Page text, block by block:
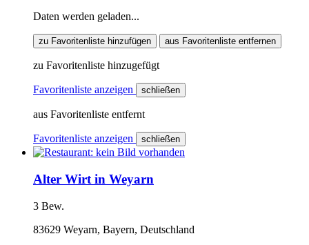
Daten werden geladen...
zu Favoritenliste hinzufügen aus Favoritenliste entfernen
zu Favoritenliste hinzugefügt
Favoritenliste anzeigen schließen
aus Favoritenliste entfernt
Favoritenliste anzeigen schließen
Alter Wirt in Weyarn
3 Bew.
83629 Weyarn, Bayern, Deutschland